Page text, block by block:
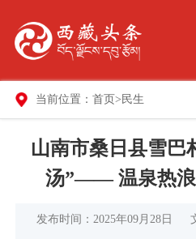
当前位置： 首页 > 民生
山南市桑日县雪巴
汤”—— 温泉热浪
发布时间：2025年09月28日